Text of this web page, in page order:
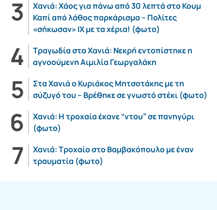
Χανιά: Χάος για πάνω από 30 λεπτά στο Κουμ
Καπί από λάθος παρκάρισμα – Πολίτες
«σήκωσαν» ΙΧ με τα χέρια! (φωτο)
Τραγωδία στα Χανιά: Νεκρή εντοπίστηκε η
αγνοούμενη Αιμιλία Γεωργαλάκη
Στα Χανιά ο Κυριάκος Μητσοτάκης με τη
σύζυγό του – Βρέθηκε σε γνωστό στέκι (φωτο)
Χανιά: Η τροχαία έκανε “ντου” σε πανηγύρι
(φωτο)
Χανιά: Τροχαίο στο Βαμβακόπουλο με έναν
τραυματία (φωτο)